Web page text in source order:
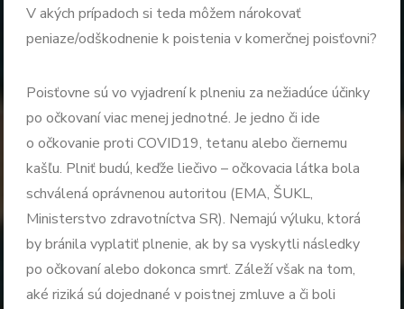
V akých prípadoch si teda môžem nárokovať
peniaze/odškodnenie k poistenia v komerčnej poisťovni?
Poisťovne sú vo vyjadrení k plneniu za nežiadúce účinky
po očkovaní viac menej jednotné. Je jedno či ide
o očkovanie proti COVID19, tetanu alebo čiernemu
kašľu. Plniť budú, keďže liečivo – očkovacia látka bola
schválená oprávnenou autoritou (EMA, ŠUKL,
Ministerstvo zdravotníctva SR). Nemajú výluku, ktorá
by bránila vyplatiť plnenie, ak by sa vyskytli následky
po očkovaní alebo dokonca smrť. Záleží však na tom,
aké riziká sú dojednané v poistnej zmluve a či boli